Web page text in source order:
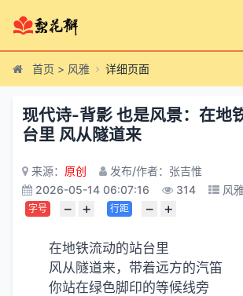
首页 > 风雅 详细页面
现代诗-背影 也是风景：在地
台里 风从隧道来
来源： 原创
发布/作者：张吉惟
2026-05-14 06:07:16
314 风
字号 − + 行距 − +
在地铁流动的站台里
风从隧道来，带着远方的汽笛
你站在绿色脚印的等候线旁